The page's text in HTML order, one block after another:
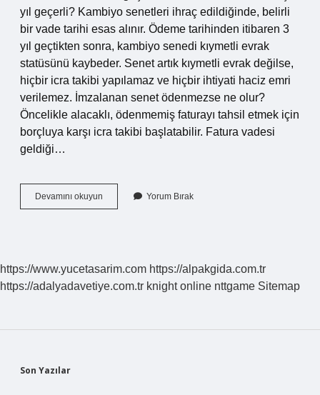
yıl geçerli? Kambiyo senetleri ihraç edildiğinde, belirli
bir vade tarihi esas alınır. Ödeme tarihinden itibaren 3
yıl geçtikten sonra, kambiyo senedi kıymetli evrak
statüsünü kaybeder. Senet artık kıymetli evrak değilse,
hiçbir icra takibi yapılamaz ve hiçbir ihtiyati haciz emri
verilemez. İmzalanan senet ödenmezse ne olur?
Öncelikle alacaklı, ödenmemiş faturayı tahsil etmek için
borçluya karşı icra takibi başlatabilir. Fatura vadesi
geldiği…
Devamını okuyun
Imzaladım
Yorum Bırak
https://www.yucetasarim.com https://alpakgida.com.tr
https://adalyadavetiye.com.tr knight online nttgame Sitemap
Sidebar
Son Yazılar